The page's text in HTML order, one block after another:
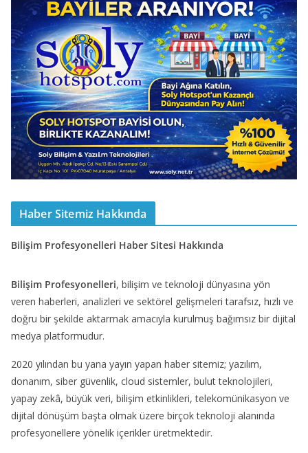
Haber Sitemiz Hakkında
Bilişim Profesyonelleri Haber Sitesi Hakkında
Bilişim Profesyonelleri, bilişim ve teknoloji dünyasına yön
veren haberleri, analizleri ve sektörel gelişmeleri tarafsız, hızlı ve
doğru bir şekilde aktarmak amacıyla kurulmuş bağımsız bir dijital
medya platformudur.
2020 yılından bu yana yayın yapan haber sitemiz; yazılım,
donanım, siber güvenlik, cloud sistemler, bulut teknolojileri,
yapay zekâ, büyük veri, bilişim etkinlikleri, telekomünikasyon ve
dijital dönüşüm başta olmak üzere birçok teknoloji alanında
profesyonellere yönelik içerikler üretmektedir.